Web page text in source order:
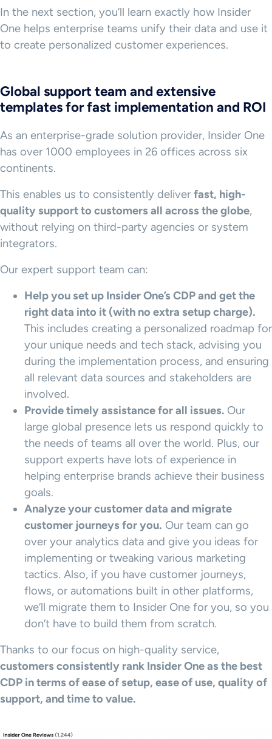
In the next section, you’ll learn exactly how Insider
One helps enterprise teams unify their data and use it
to create personalized customer experiences.
Global support team and extensive
templates for fast implementation and ROI
As an enterprise-grade solution provider, Insider One
has over 1000 employees in 26 offices across six
continents.
This enables us to consistently deliver fast, high-
quality support to customers all across the globe,
without relying on third-party agencies or system
integrators.
Our expert support team can:
Help you set up Insider One’s CDPand get the
right data into it (with no extra setup charge).
This includes creating a personalized roadmap for
your unique needs and tech stack, advising you
during the implementation process, and ensuring
all relevant data sources and stakeholders are
involved.
Provide timely assistance for all issues. Our
large global presence lets us respond quickly to
the needs of teams all over the world. Plus, our
support experts have lots of experience in
helping enterprise brands achieve their business
goals.
Analyze your customer data and migrate
customer journeys for you. Our team can go
over your analytics data and give you ideas for
implementing or tweaking various marketing
tactics. Also, if you have customer journeys,
flows, or automations built in other platforms,
we’ll migrate them to Insider One for you, so you
don’t have to build them from scratch.
Thanks to our focus on high-quality service,
customers consistently rank Insider One as the best
CDP in terms of ease of setup, ease of use, quality of
support, and time to value.